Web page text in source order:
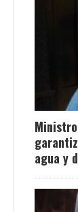
agua y